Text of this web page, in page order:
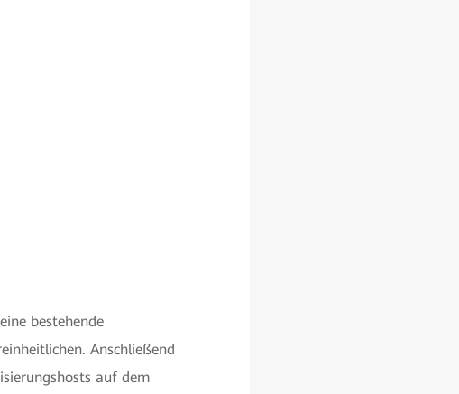
bestehende
Anschließend
auf dem